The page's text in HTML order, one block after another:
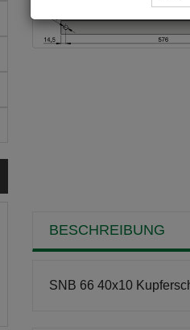
BESCHREIBUNG
SNB 66 40x10